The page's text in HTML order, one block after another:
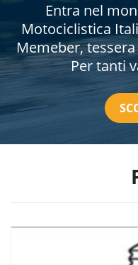
Entra nel
Motociclistica
Memeber,
Per tanti